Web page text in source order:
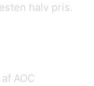
halv pris.
AOC